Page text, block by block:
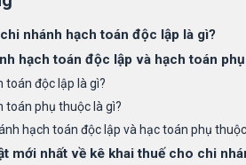
nhánh hạch toán độc lập là gì?
hạch toán độc lập và hạch toán
toán độc lập là gì?
toán phụ thuộc là gì?
hạch toán độc lập và hạc toán phụ thuộc
mới nhất về kê khai thuế cho chi